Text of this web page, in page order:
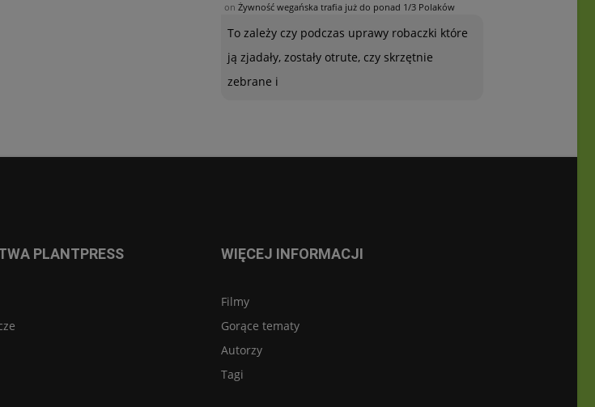
on Żywność wegańska trafia już do ponad 1/3 Polaków
To zależy czy podczas uprawy robaczki które
ją zjadały, zostały otrute, czy skrzętnie
zebrane i
PLANTPRESS WIĘCEJ INFORMACJI
Filmy
Gorące tematy
Autorzy
Tagi